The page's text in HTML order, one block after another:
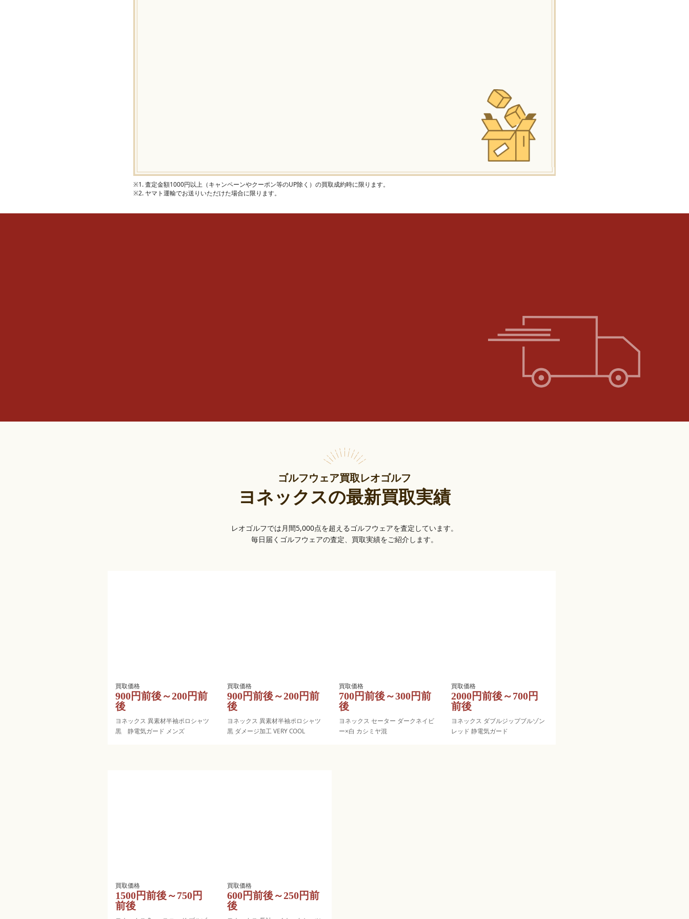
※1. 査定金額1000円以上（キャンペーンやクーポン等のUP除く）の買取成約時に限ります。
※2. ヤマト運輸でお送りいただけた場合に限ります。
ゴルフウェア買取レオゴルフ
ヨネックスの最新買取実績
レオゴルフでは月間5,000点を超えるゴルフウェアを査定しています。
毎日届くゴルフウェアの査定、買取実績をご紹介します。
900円前後～200円前
後
ヨネックス 異素材半袖ポロシャツ
黒 静電気ガード メンズ
900円前後～200円前
後
ヨネックス 異素材半袖ポロシャツ
黒 ダメージ加工 VERY COOL
700円前後～300円前
後
ヨネックス セーター ダークネイビ
ー×白 カシミヤ混
2000円前後～700円
前後
ヨネックス ダブルジップブルゾン
レッド 静電気ガード
1500円前後～750円
前後
600円前後～250円前
後